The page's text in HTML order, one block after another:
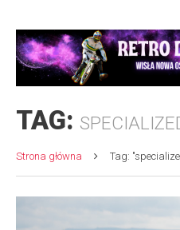
TAG:
Strona główna Tag: